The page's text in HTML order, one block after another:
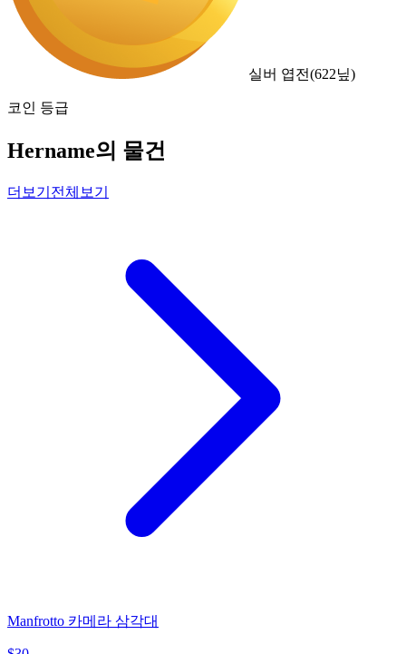
실버 엽전(622닢)
코인 등급
Hername의 물건
더보기 전체보기
Manfrotto 카메라 삼각대